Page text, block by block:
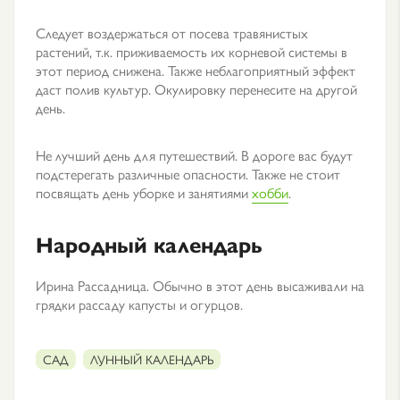
Следует воздержаться от посева травянистых
растений, т.к. приживаемость их корневой системы в
этот период снижена. Также неблагоприятный эффект
даст полив культур. Окулировку перенесите на другой
день.
Не лучший день для путешествий. В дороге вас будут
подстерегать различные опасности. Также не стоит
посвящать день уборке и занятиямихобби.
Народный календарь
Ирина Рассадница. Обычно в этот день высаживали на
грядки рассаду капусты и огурцов.
САД ЛУННЫЙ КАЛЕНДАРЬ